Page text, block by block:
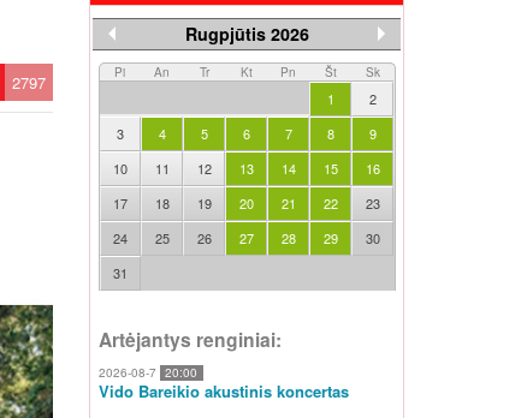
2797
Rugpjūtis 2026
Pi An Tr Kt Pn Št Sk
1
2
3
4 5 6 7 8
9
10
11 12 13 14 15
16
17
18 19 20 21 22
23
24
25 26 27 28 29
30
31
Artėjantys renginiai:
2026-08-7 20:00
Vido Bareikio akustinis koncertas